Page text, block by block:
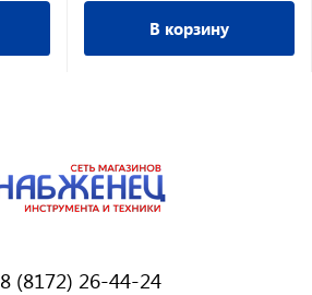
В корзину
8 (8172) 26-44-24